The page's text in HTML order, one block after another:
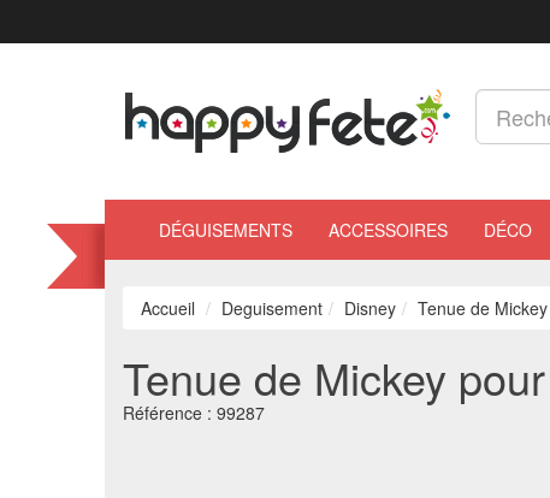
DÉGUISEMENTS ACCESSOIRES DÉCO
Accueil Deguisement Disney Tenue de
Tenue de Mickey
Référence : 99287